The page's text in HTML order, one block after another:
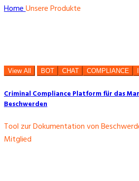
HomeUnsere Produkte
View All BOT CHAT COMPLIANCE
Criminal Compliance Platform für das
Beschwerden
Tool zur Dokumentation von
Mitglied